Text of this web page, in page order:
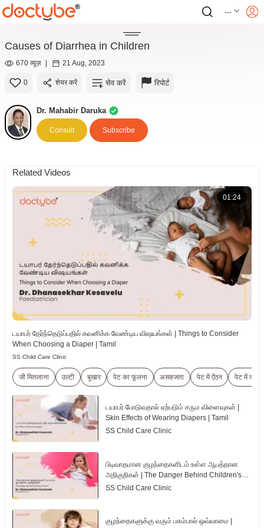
---
Causes of Diarrhea in Children
670 व्यूज़ | 21 Aug, 2023
0 शेयर करें सेव करें रिपोर्ट
Dr. Mahabir Daruka
Consult Subscribe
Related Videos
01:24
டயாபர் தேர்ந்தெடுப்பதில் கவனிக்க வேண்டிய விஷயங்கள் | Things to Consider
When Choosing a Diaper | Tamil
SS Child Care Clinic
जी मितलाना उल्टी बुखार पेट का फूलना असहजता पेट में ऐंठन पेट में दर्द
டயாபர் போடுவதால் ஏற்படும் சரும விளைவுகள் |
Skin Effects of Wearing Diapers | Tamil
SS Child Care Clinic
பிடிவாதமான குழந்தைகளிடம் உள்ள ஆபத்தான
அறிகுறிகள் | The Danger Behind Children's
Tantrum | Tamil
SS Child Care Clinic
குழந்தைகளுக்கு வரும் பசும்பால் ஒவ்வாமை |